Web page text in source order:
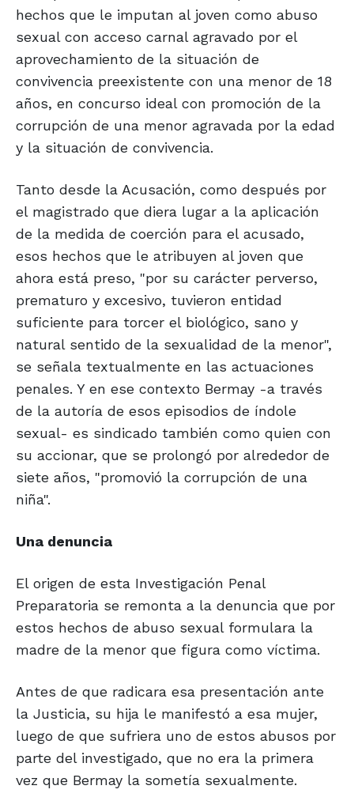
hechos que le imputan al joven como abuso
sexual con acceso carnal agravado por el
aprovechamiento de la situación de
convivencia preexistente con una menor de 18
años, en concurso ideal con promoción de la
corrupción de una menor agravada por la edad
y la situación de convivencia.
Tanto desde la Acusación, como después por
el magistrado que diera lugar a la aplicación
de la medida de coerción para el acusado,
esos hechos que le atribuyen al joven que
ahora está preso, "por su carácter perverso,
prematuro y excesivo, tuvieron entidad
suficiente para torcer el biológico, sano y
natural sentido de la sexualidad de la menor",
se señala textualmente en las actuaciones
penales. Y en ese contexto Bermay -a través
de la autoría de esos episodios de índole
sexual- es sindicado también como quien con
su accionar, que se prolongó por alrededor de
siete años, "promovió la corrupción de una
niña".
Una denuncia
El origen de esta Investigación Penal
Preparatoria se remonta a la denuncia que por
estos hechos de abuso sexual formulara la
madre de la menor que figura como víctima.
Antes de que radicara esa presentación ante
la Justicia, su hija le manifestó a esa mujer,
luego de que sufriera uno de estos abusos por
parte del investigado, que no era la primera
vez que Bermay la sometía sexualmente.